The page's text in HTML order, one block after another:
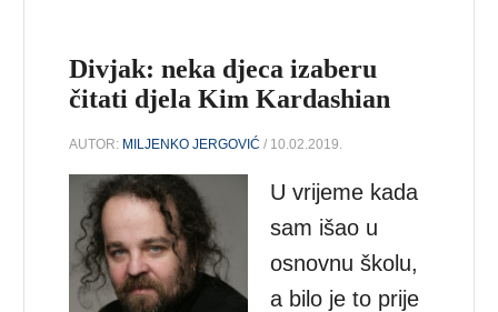
Divjak: neka djeca izaberu
čitati djela Kim Kardashian
AUTOR: MILJENKO JERGOVIĆ / 10.02.2019.
U vrijeme kada
sam išao u
osnovnu školu,
a bilo je to prije